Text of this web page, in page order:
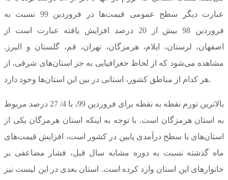
عبارت دیگر سطح عمومی قیمت‌ها در فروردین 99 نسبت به
فروردین 98 بیش از 20 درصد افزایش یافته عبارت است از
اصفهان، لرستان، ایلام، هرمزگان، تهران، قم، گلستان و البرز.
مشاهده می‌شود که از لحاظ جغرافیایی به جز استان‌های شرقی، از
هر کدام از مناطق کشور، استانی در بین این استان‌ها وجود دارد.
بالاترین تورم نقطه به نقطه برای فروردین 99، با 4/ 27 درصد مربوط
به استان هرمزگان است. با توجه به اینکه استان هرمزگان یکی از
استان‌های با سطح درآمدی پایین در کشور است، افزایش قیمت‌های
ماه گذشته نسبت به دوره مشابه سال قبل، فشار مضاعفی بر
خانوارهای این استان وارد کرده است. استان بعدی در این لیست نیز